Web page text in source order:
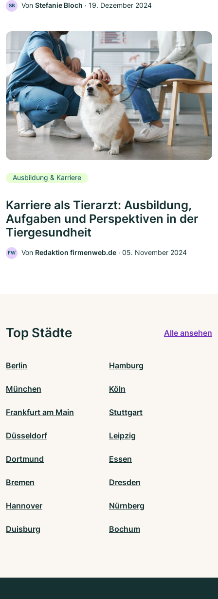
SB Von Stefanie Bloch ‧ 19. Dezember 2024
Ausbildung & Karriere
Karriere als Tierarzt: Ausbildung,
Aufgaben und Perspektiven in der
Tiergesundheit
FW Von Redaktion firmenweb.de ‧ 05. November 2024
Top Städte Alle ansehen
Berlin Hamburg
München Köln
Frankfurt am Main Stuttgart
Düsseldorf Leipzig
Dortmund Essen
Bremen Dresden
Hannover Nürnberg
Duisburg Bochum